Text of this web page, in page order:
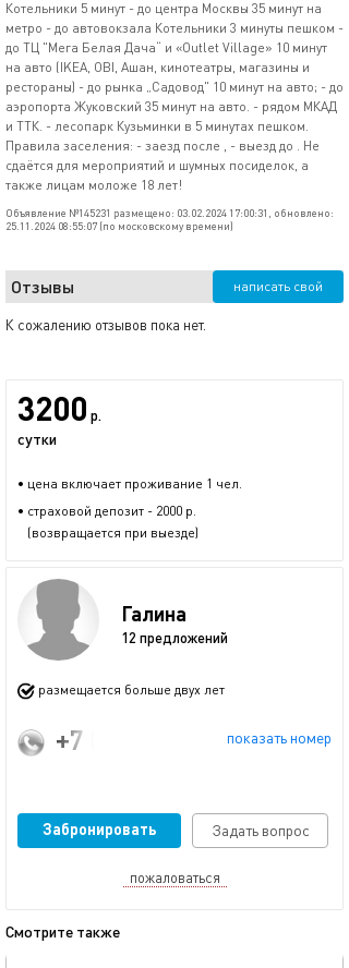
Котельники 5 минут - до центра Москвы 35 минут на
метро - до автовокзала Котельники 3 минуты пешком -
до ТЦ "Мега Белая Дача“ и «Outlet Village» 10 минут
на авто (IKEA, OBI, Ашан, кинотеатры, магазины и
рестораны) - до рынка „Садовод" 10 минут на авто; - до
аэропорта Жуковский 35 минут на авто. - рядом МКАД
и ТТК. - лесопарк Кузьминки в 5 минутах пешком.
Правила заселения: - заезд после , - выезд до . Не
сдаётся для мероприятий и шумных посиделок, а
также лицам моложе 18 лет!
Объявление №145231 размещено: 03.02.2024 17:00:31, обновлено:
25.11.2024 08:55:07 (по московскому времени)
Отзывы написать свой
К сожалению отзывов пока нет.
3200 р.
сутки
• цена включает проживание 1 чел.
• страховой депозит - 2000 р.
(возвращается при выезде)
Галина
12 предложений
размещается больше двух лет
показать номер
+7 (918) 122-42-32
Забронировать Задать вопрос
пожаловаться
Смотрите также